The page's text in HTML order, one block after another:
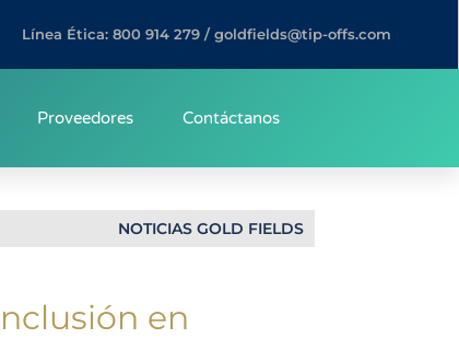
Línea Ética: 800 914 279 / goldfields@tip-offs.com
Proveedores Contáctanos
NOTICIAS GOLD FIELDS
en